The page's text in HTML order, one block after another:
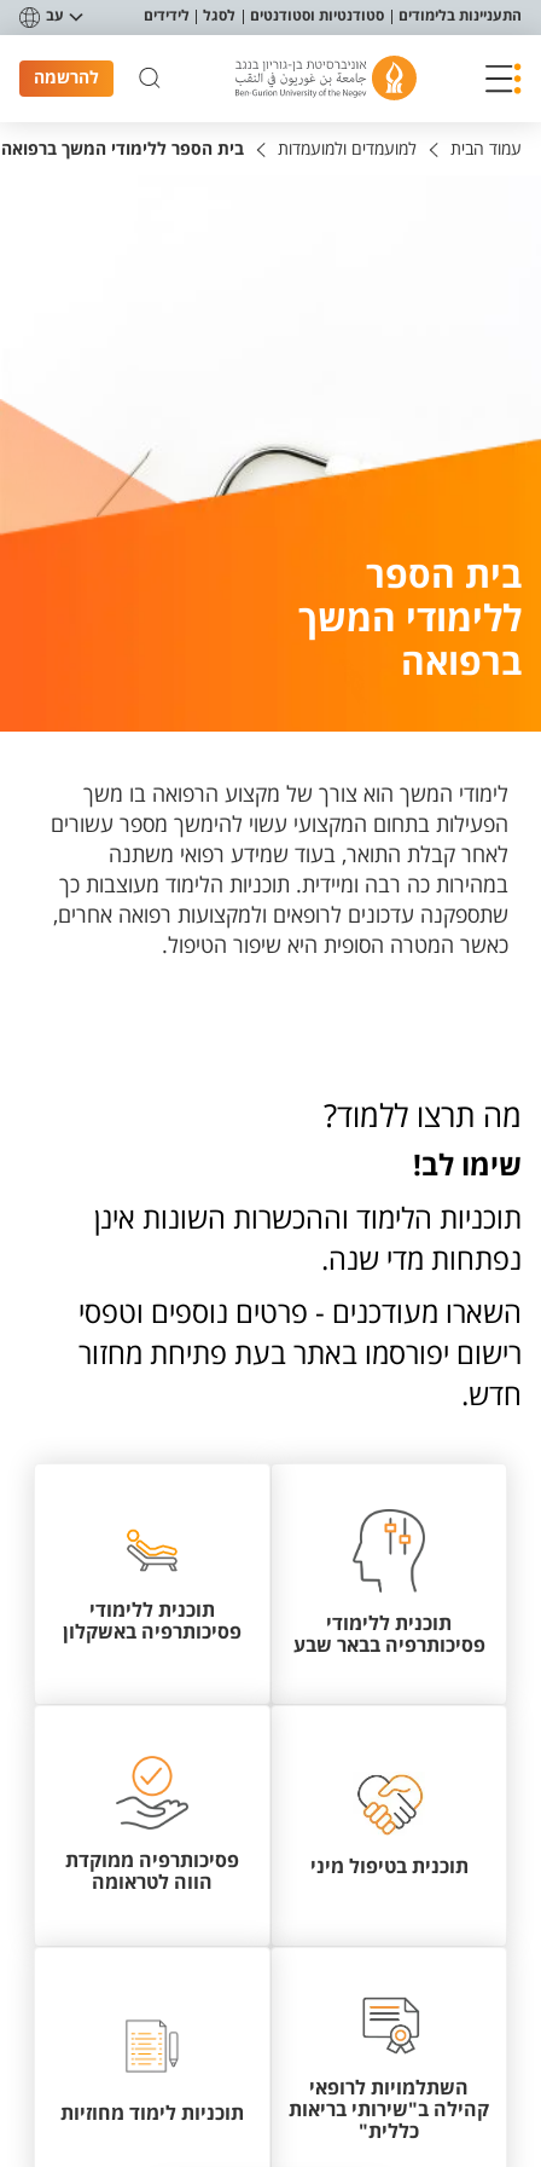
תפריט נגישות
התעניינות בלימודים סטודנטיות וסטודנטים לסגל לידידים עב
להרשמה
עמוד הבית למועמדים ולמועמדות בית הספר ללימודי המשך ברפואה
בית הספר
ללימודי המשך
ברפואה
לימודי המשך הוא צורך של מקצוע הרפואה בו משך
הפעילות בתחום המקצועי עשוי להימשך מספר עשורים
לאחר קבלת התואר, בעוד שמידע רפואי משתנה
במהירות כה רבה ומיידית. תוכניות הלימוד מעוצבות כך
שתספקנה עדכונים לרופאים ולמקצועות רפואה אחרים,
כאשר המטרה הסופית היא שיפור הטיפול.
מה תרצו ללמוד?
שימו לב!
תוכניות הלימוד וההכשרות השונות אינן
נפתחות מדי שנה.
השארו מעודכנים - פרטים נוספים וטפסי
רישום יפורסמו באתר בעת פתיחת מחזור
חדש.
תוכנית ללימודי
פסיכותרפיה בבאר שבע
תוכנית ללימודי
פסיכותרפיה באשקלון
תוכנית בטיפול מיני
פסיכותרפיה ממוקדת
הווה לטראומה
השתלמויות לרופאי
קהילה ב"שירותי בריאות
כללית"
תוכניות לימוד מחוזיות